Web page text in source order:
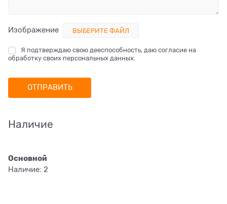
Изображение ВЫБЕРИТЕ ФАЙЛ
Я подтверждаю свою дееспособность, даю согласие на
обработку своих персональных данных.
Наличие
Основной
Наличие: 2